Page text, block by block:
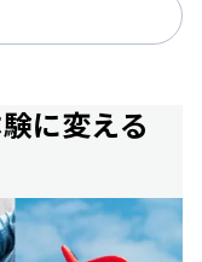
に変える